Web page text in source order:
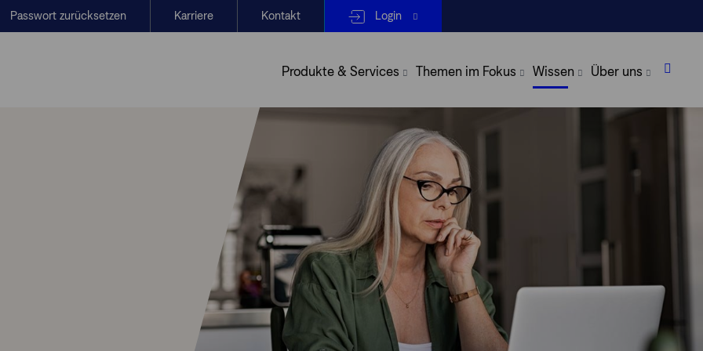
Passwort zurücksetzen Karriere Kontakt Login
Produkte & Services Themen im Fokus Wissen Über uns